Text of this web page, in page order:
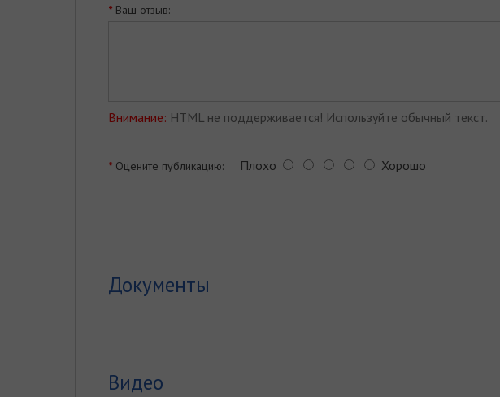
Ваш отзыв:
Внимание: HTML не поддерживается! Используйте обычный текст.
Оцените публикацию: Плохо Хорошо
Документы
Видео